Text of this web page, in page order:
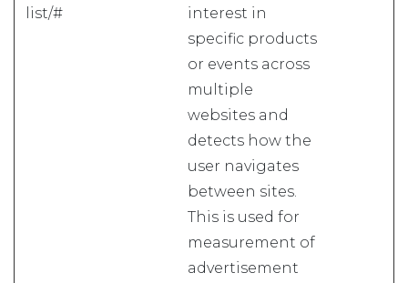
list/#
interest in
specific products
or events across
multiple
websites and
detects how the
user navigates
between sites.
This is used for
measurement of
advertisement